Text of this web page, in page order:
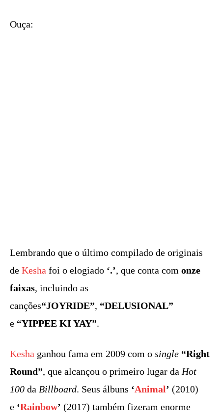
Ouça:
Lembrando que o último compilado de originais
de Kesha foi o elogiado ‘.’, que conta com onze
faixas, incluindo as
canções“JOYRIDE”, “DELUSIONAL”
e “YIPPEE KI YAY”.
Kesha ganhou fama em 2009 com o single “Right
Round”, que alcançou o primeiro lugar da Hot
100 da Billboard. Seus álbuns ‘Animal’ (2010)
e ‘Rainbow’ (2017) também fizeram enorme